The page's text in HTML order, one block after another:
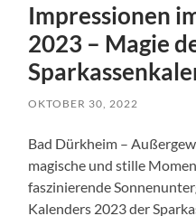
Impressionen
2023 – Magie
OKTOBER 30, 2022
Bad Dürkheim –
magische und stille
faszinierende
Kalenders 2023 der